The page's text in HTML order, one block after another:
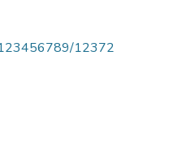
123456789/12372